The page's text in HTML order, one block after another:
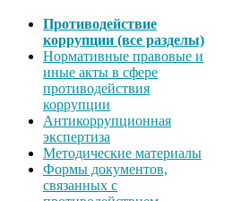
Противодействие
коррупции (все разделы)
Нормативные правовые и
иные акты в сфере
противодействия
коррупции
Антикоррупционная
экспертиза
Методические материалы
Формы документов,
связанных с